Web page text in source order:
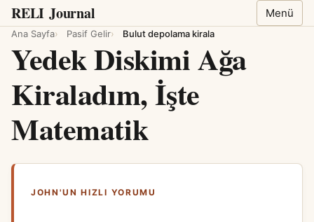
RELI Journal Menü
Ana Sayfa Pasif Gelir Bulut depolama kirala
Yedek Diskimi Ağa
Kiraladım, İşte
Matematik
JOHN'UN HIZLI YORUMU